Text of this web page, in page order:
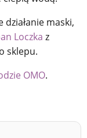
maski,
Loczka z
sklepu.
OMO.